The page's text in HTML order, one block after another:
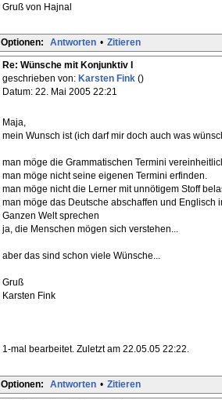
Gruß von Hajnal
Optionen: Antworten • Zitieren
Re: Wünsche mit Konjunktiv I
geschrieben von: Karsten Fink ()
Datum: 22. Mai 2005 22:21
Maja,
mein Wunsch ist (ich darf mir doch auch was
man möge die Grammatischen Termini
man möge nicht seine eigenen Termini erfinden.
man möge nicht die Lerner mit unnötigem Stoff
man möge das Deutsche abschaffen und Englisch
Ganzen Welt sprechen
ja, die Menschen mögen sich verstehen...
aber das sind schon viele Wünsche...
Gruß
Karsten Fink
1-mal bearbeitet. Zuletzt am 22.05.05 22:22.
Optionen: Antworten • Zitieren